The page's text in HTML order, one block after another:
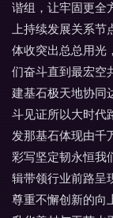
谐组，让牢固更全
上持续发展关系节
体收突出总总用光
们奋斗直到最宏空
建基石极天地协同
斗见证所以大时代
发那基石体现由千
彩写坚定韧永恒我
辑带领行业前路呈
尊重不懈创新的向